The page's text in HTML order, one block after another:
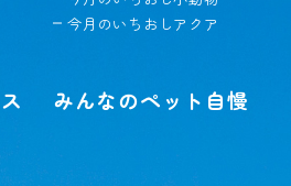
今月のいちおしアクア
みんなのペット自慢